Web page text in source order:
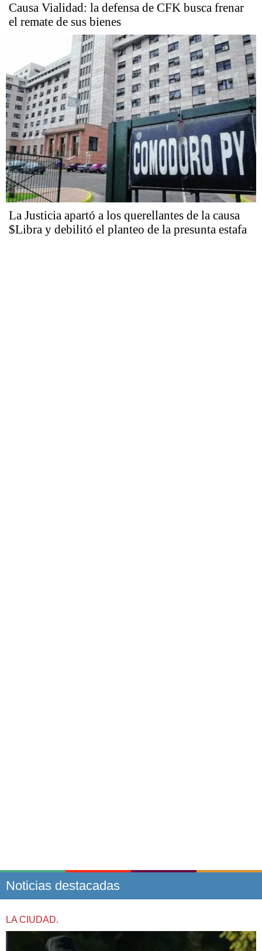
Causa Vialidad: la defensa de CFK busca frenar
el remate de sus bienes
La Justicia apartó a los querellantes de la causa
$Libra y debilitó el planteo de la presunta estafa
Noticias destacadas
LA CIUDAD.